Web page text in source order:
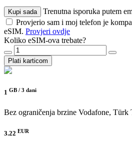
Kupi sada
Trenutna isporuka putem
Provjerio sam i moj telefon je
eSIM. Provjeri ovdje
Koliko eSIM-ova trebate?
Plati karticom
1 GB / 3 dani
Bez ograničenja brzine Vodafone, Türk
3.22 EUR